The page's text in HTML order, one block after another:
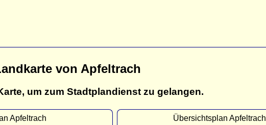
von Apfeltrach
um zum Stadtplandienst zu gelangen.
Apfeltrach Übersichtsplan Apfeltrach